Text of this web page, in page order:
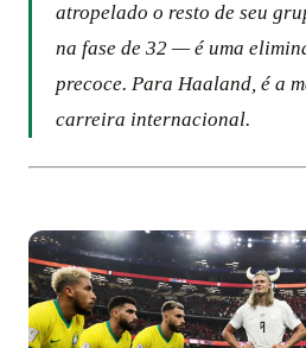
atropelado o resto de seu
na fase de 32 — é uma
precoce. Para Haaland, é a
carreira internacional.